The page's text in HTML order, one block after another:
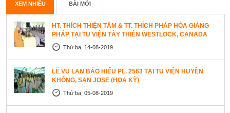
XEM NHIỀU BÀI MỚI
HT. THÍCH THIỆN TÂM & TT. THÍCH PHÁP HÒA GIẢNG
PHÁP TẠI TU VIỆN TÂY THIÊN WESTLOCK, CANADA
Thứ ba, 14-08-2019
LỄ VU LAN BÁO HIẾU PL. 2563 TẠI TU VIỆN HUYỀN
KHÔNG, SAN JOSE (HOA KỲ)
Thứ ba, 05-08-2019